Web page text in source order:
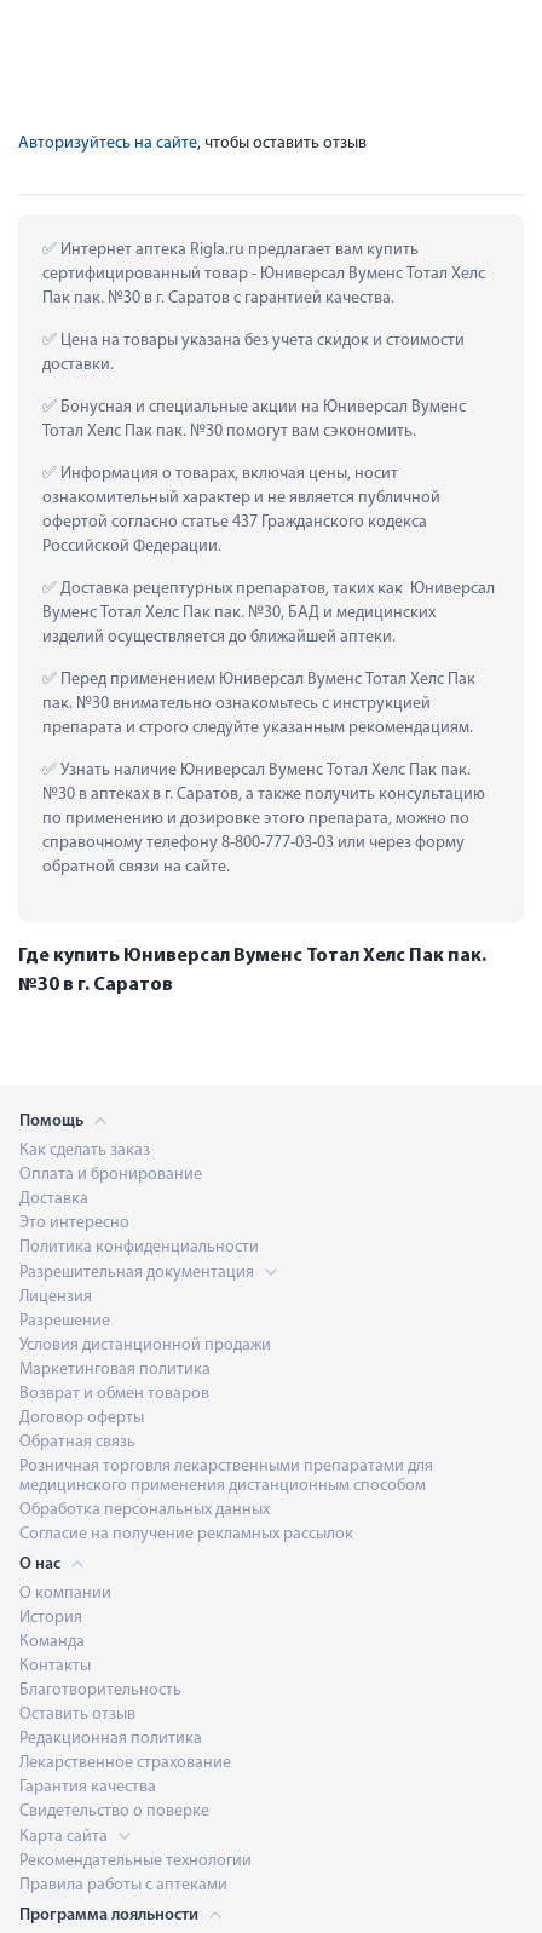
Авторизуйтесь на сайте, чтобы оставить отзыв
Интернет аптека Rigla.ru предлагает вам купить
сертифицированный товар - Юниверсал Вуменс Тотал Хелс
Пак пак. №30 в г. Саратов с гарантией качества.
Цена на товары указана без учета скидок и стоимости
доставки.
Бонусная и специальные акции на Юниверсал Вуменс
Тотал Хелс Пак пак. №30 помогут вам сэкономить.
Информация о товарах, включая цены, носит
ознакомительный характер и не является публичной
офертой согласно статье 437 Гражданского кодекса
Российской Федерации.
Доставка рецептурных препаратов, таких как  Юниверсал
Вуменс Тотал Хелс Пак пак. №30, БАД и медицинских
изделий осуществляется до ближайшей аптеки.
Перед применением Юниверсал Вуменс Тотал Хелс Пак
пак. №30 внимательно ознакомьтесь с инструкцией
препарата и строго следуйте указанным рекомендациям.
Узнать наличие Юниверсал Вуменс Тотал Хелс Пак пак.
№30 в аптеках в г. Саратов, а также получить консультацию
по применению и дозировке этого препарата, можно по
справочному телефону 8-800-777-03-03 или через форму
обратной связи на сайте.
Где купить Юниверсал Вуменс Тотал Хелс Пак пак.
№30 в г. Саратов
Помощь
Как сделать заказ
Оплата и бронирование
Доставка
Это интересно
Политика конфиденциальности
Разрешительная документация
Лицензия
Разрешение
Условия дистанционной продажи
Маркетинговая политика
Возврат и обмен товаров
Договор оферты
Обратная связь
Розничная торговля лекарственными препаратами для
медицинского применения дистанционным способом
Обработка персональных данных
Согласие на получение рекламных рассылок
О нас
О компании
История
Команда
Контакты
Благотворительность
Оставить отзыв
Редакционная политика
Лекарственное страхование
Гарантия качества
Свидетельство о поверке
Карта сайта
Рекомендательные технологии
Правила работы с аптеками
Программа лояльности